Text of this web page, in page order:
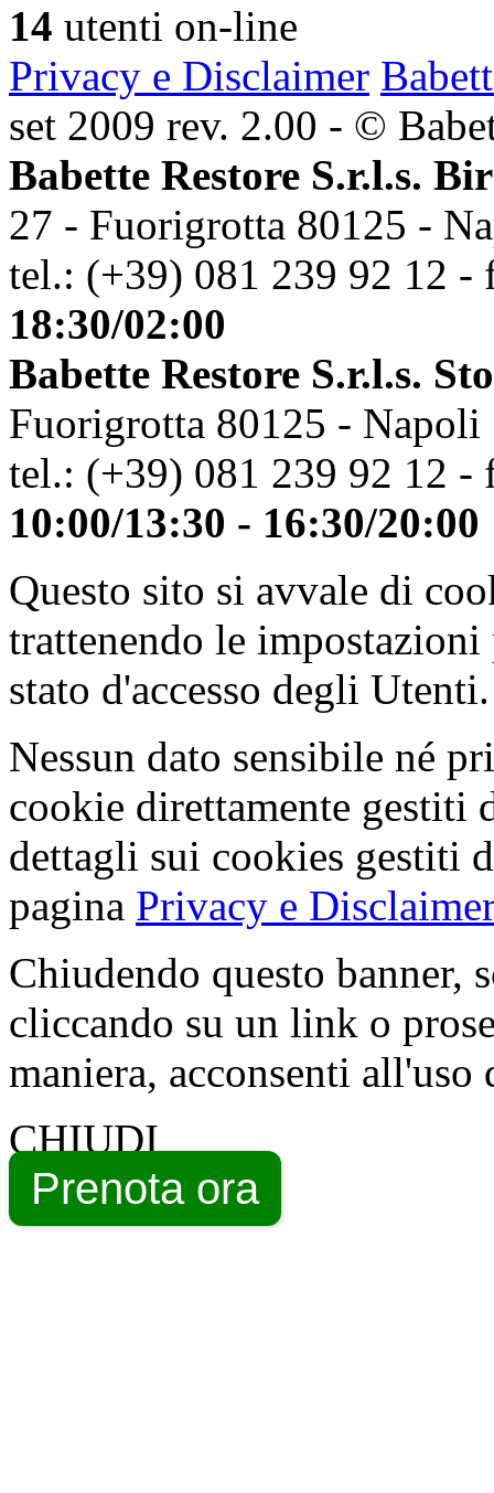
14 utenti on-line
Privacy e Disclaimer
set 2009 rev. 2.00 - ©
Babette Restore S.r.l.s.
27 - Fuorigrotta 80125 -
tel.: (+39) 081 239 92 12 -
18:30/02:00
Babette Restore S.r.l.s.
Fuorigrotta 80125 - Napoli
tel.: (+39) 081 239 92 12 -
10:00/13:30 - 16:30/20:00
Questo sito si avvale di
trattenendo le
stato d'accesso degli Utenti.
Nessun dato sensibile né
cookie direttamente gestiti
dettagli sui cookies gestiti
pagina Privacy e Disclaimer
Chiudendo questo banner,
cliccando su un link o
maniera, acconsenti all'uso
CHIUDI
Prenota ora